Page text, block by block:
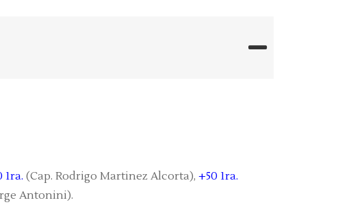
1ra. (Cap. Rodrigo Martinez Alcorta), +50 1ra.
Antonini).